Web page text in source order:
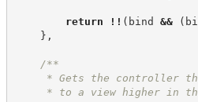
return !! ( bind && (
} ,
/**
* Gets the controller that
* to a view higher in